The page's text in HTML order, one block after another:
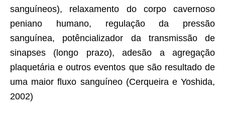
sanguíneos), relaxamento do corpo cavernoso
peniano humano, regulação da pressão
sanguínea, potêncializador da transmissão de
sinapses (longo prazo), adesão a agregação
plaquetária e outros eventos que são resultado de
uma maior fluxo sanguíneo (Cerqueira e Yoshida,
2002)